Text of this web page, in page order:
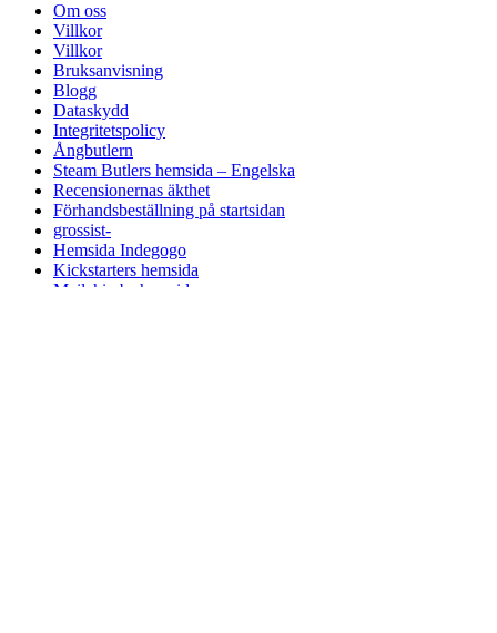
Om oss
Villkor
Villkor
Bruksanvisning
Blogg
Dataskydd
Integritetspolicy
Ångbutlern
Steam Butlers hemsida – Engelska
Recensionernas äkthet
Förhandsbeställning på startsidan
grossist-
Hemsida Indegogo
Kickstarters hemsida
Mailchimbs hemsida